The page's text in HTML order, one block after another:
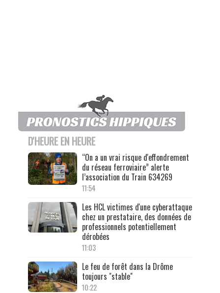
D'HEURE EN HEURE
“On a un vrai risque d'effondrement
du réseau ferroviaire” alerte
l’association du Train 634269
11:54
Les HCL victimes d'une cyberattaque
chez un prestataire, des données de
professionnels potentiellement
dérobées
11:03
Le feu de forêt dans la Drôme
toujours "stable"
10:22